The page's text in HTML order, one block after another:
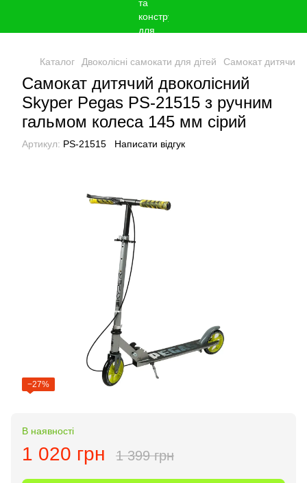
Каталог Двоколісні самокати для дітей Самокат дитячий
Самокат дитячий двоколісний
Skyper Pegas PS-21515 з ручним
гальмом колеса 145 мм сірий
Артикул: PS-21515 Написати відгук
−27%
В наявності
1 020 грн 1 399 грн